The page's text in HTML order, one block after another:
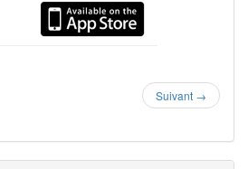
Suivant →